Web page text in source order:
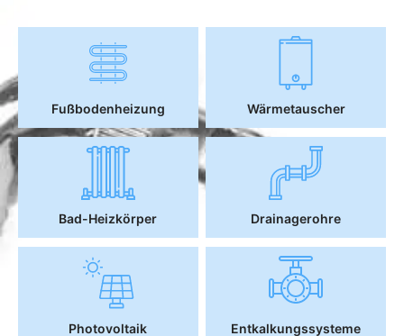
Fußbodenheizung Wärmetauscher
Bad-Heizkörper Drainagerohre
Photovoltaik Entkalkungssysteme